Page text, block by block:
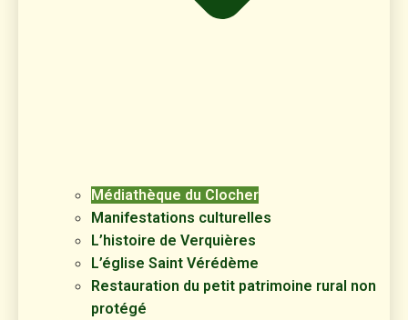
Médiathèque du Clocher
Manifestations culturelles
L’histoire de Verquières
L’église Saint Vérédème
Restauration du petit patrimoine rural non
protégé